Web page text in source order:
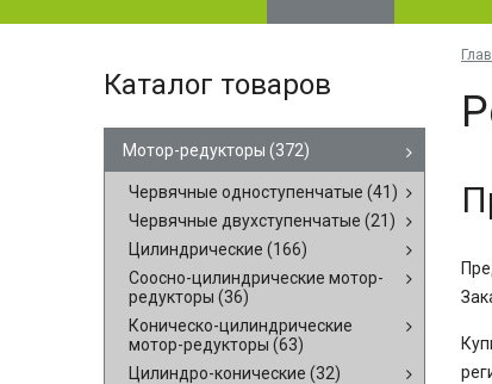
Каталог товаров
Мотор-редукторы (372)
Червячные одноступенчатые (41)
Червячные двухступенчатые (21)
Цилиндрические (166)
Соосно-цилиндрические мотор-
редукторы (36)
Коническо-цилиндрические
мотор-редукторы (63)
Цилиндро-конические (32)